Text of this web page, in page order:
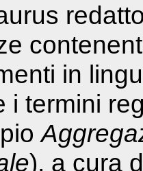
in
i termini
), a cura